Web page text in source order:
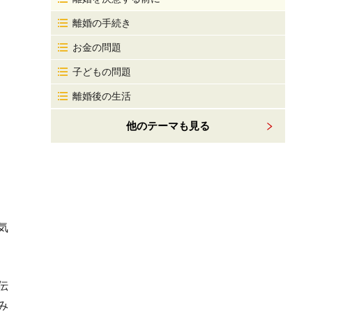
離婚の手続き
お金の問題
子どもの問題
離婚後の生活
他のテーマも見る